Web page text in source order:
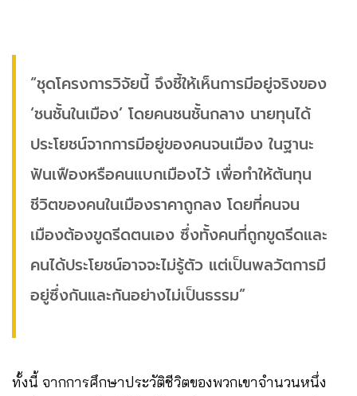
“ชุดโครงการวิจัยนี้ จึงชี้ให้เห็นการมีอยู่จริงของ
‘ชนชั้นในเมือง’ โดยคนชนชั้นกลาง นายทุนได้
ประโยชน์จากการมีอยู่ของคนจนเมือง ในฐานะ
ฟันเฟืองหรือคนแบกเมืองไว้ เพื่อทำให้ต้นทุน
ชีวิตของคนในเมืองราคาถูกลง โดยที่คนจน
เมืองต้องขูดรีดตนเอง ซึ่งทั้งคนที่ถูกขูดรีดและ
คนได้ประโยชน์อาจจะไม่รู้ตัว แต่เป็นพลวัตการมี
อยู่ซึ่งกันและกันอย่างไม่เป็นธรรม”
ทั้งนี้ จากการศึกษาประวัติชีวิตของพวกเขาจำนวนหนึ่ง